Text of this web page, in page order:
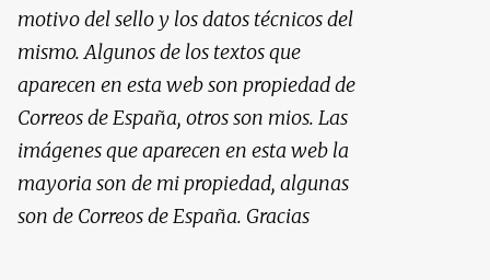
motivo del sello y los datos técnicos del
mismo. Algunos de los textos que
aparecen en esta web son propiedad de
Correos de España, otros son mios. Las
imágenes que aparecen en esta web la
mayoria son de mi propiedad, algunas
son de Correos de España. Gracias